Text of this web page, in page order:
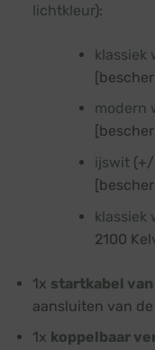
lichtkleur):
klassiek
modern
ijswit
klassiek
2100
1x startkabel van
aansluiten van
1x koppelbaar